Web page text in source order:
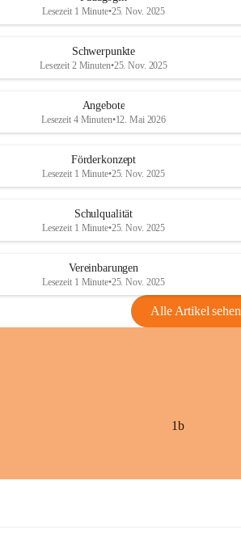
Lesezeit 1 Minute•25. Nov. 2025
Schwerpunkte
Lesezeit 2 Minuten•25. Nov. 2025
Angebote
Lesezeit 4 Minuten•12. Mai 2026
Förderkonzept
Lesezeit 1 Minute•25. Nov. 2025
Schulqualität
Lesezeit 1 Minute•25. Nov. 2025
Vereinbarungen
Lesezeit 1 Minute•25. Nov. 2025
Alle Artikel sehen
1b